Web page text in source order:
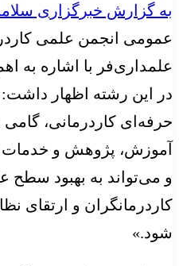
به گزارش خبرگزاری
عمومی انجمن علمی
علمداری‌فر با اشاره به
در این رشته اظهار
حرفه‌ای کاردرمانی، گامی
آموزش، پژوهش و
و می‌تواند به بهبود سطح
کاردرمانگران و ارتقای
شود.»